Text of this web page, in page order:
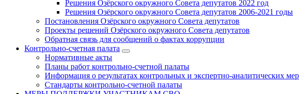
Решения Озёрского окружного Совета депутатов 2022 год
Решения Озёрского окружного Совета депутатов 2006-2021 годы
Постановления Озёрского окружного Совета депутатов
Проекты решений Озёрского окружного Совета депутатов
Обратная связь для сообщений о фактах коррупции
Контрольно-счетная палата
Нормативные акты
Планы работ контрольно-счетной палаты
Информация о результатах контрольных и экспертно-аналитических
Стандарты контрольно-счетной палаты